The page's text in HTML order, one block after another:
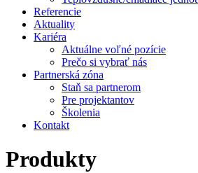
Referencie
Aktuality
Kariéra
Aktuálne voľné pozície
Prečo si vybrať nás
Partnerská zóna
Staň sa partnerom
Pre projektantov
Školenia
Kontakt
Produkty